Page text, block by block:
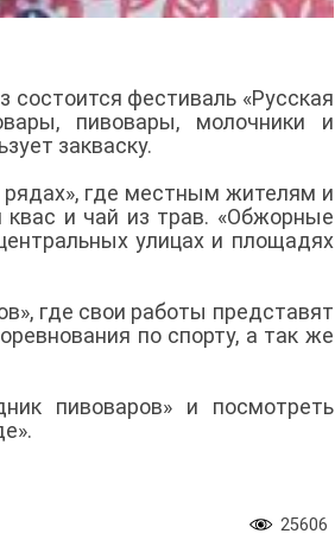
состоится фестиваль «Русская
пивовары, молочники и
закваску.
где местным жителям и
квас и чай из трав. «Обжорные
улицах и площадях
где свои работы представят
по спорту, а так же
пивоваров» и посмотреть
25606